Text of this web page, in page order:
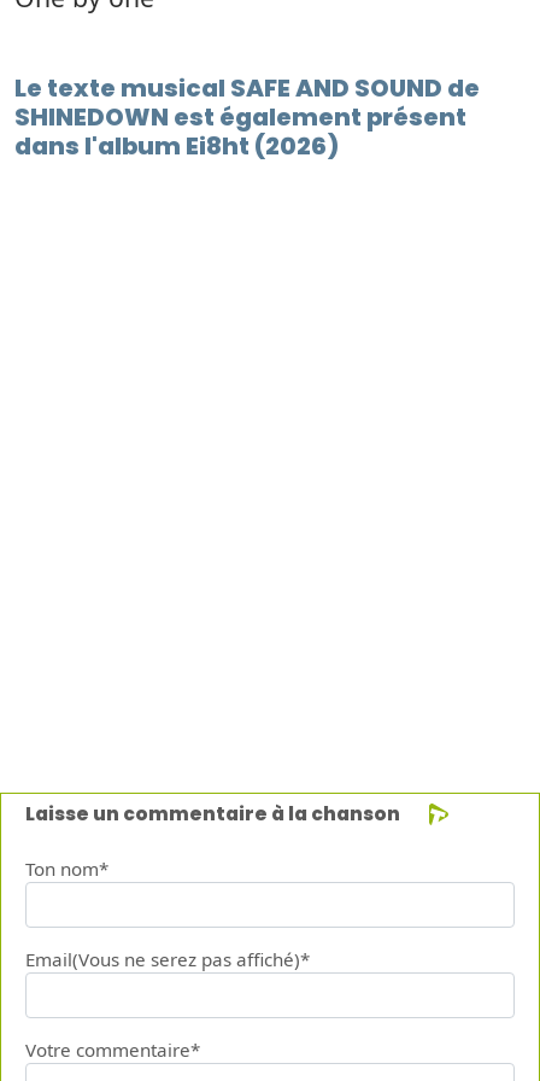
Le texte musical SAFE AND SOUND de
SHINEDOWN est également présent
dans l'album Ei8ht (2026)
Laisse un commentaire à la chanson
Ton nom*
Email(Vous ne serez pas affiché)*
Votre commentaire*